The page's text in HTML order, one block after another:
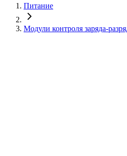
Питание
Модули контроля заряда-